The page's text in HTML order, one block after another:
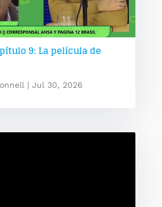
9: La película de
| Jul 30, 2026